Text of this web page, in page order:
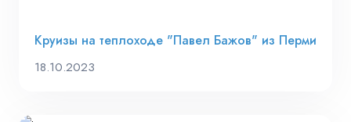
Круизы на теплоходе "Павел Бажов" из Перми
18.10.2023